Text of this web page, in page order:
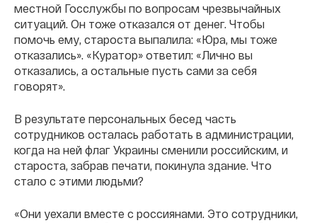
местной Госслужбы по вопросам чрезвычайных
ситуаций. Он тоже отказался от денег. Чтобы
помочь ему, староста выпалила: «Юра, мы тоже
отказались». «Куратор» ответил: «Лично вы
отказались, а остальные пусть сами за себя
говорят».
В результате персональных бесед часть
сотрудников осталась работать в администрации,
когда на ней флаг Украины сменили российским, и
староста, забрав печати, покинула здание. Что
стало с этими людьми?
«Они уехали вместе с россиянами. Это сотрудники,